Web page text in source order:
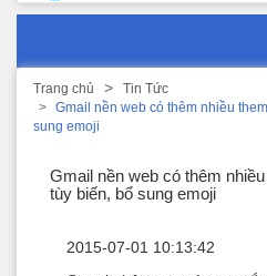
Trang chủ
Tin Tức
Gmail nền web có thêm nhiều
sung emoji
Gmail nền web có thêm
tùy biến, bổ sung emoji
2015-07-01 10:13:42